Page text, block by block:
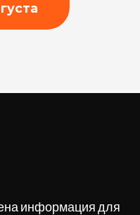
информация для